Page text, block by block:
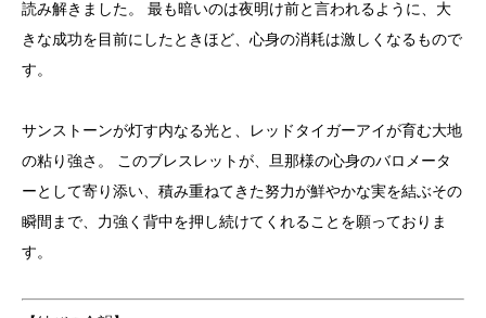
読み解きました。 最も暗いのは夜明け前と言われるように、大
きな成功を目前にしたときほど、心身の消耗は激しくなるもので
す。
サンストーンが灯す内なる光と、レッドタイガーアイが育む大地
の粘り強さ。 このブレスレットが、旦那様の心身のバロメータ
ーとして寄り添い、積み重ねてきた努力が鮮やかな実を結ぶその
瞬間まで、力強く背中を押し続けてくれることを願っておりま
す。